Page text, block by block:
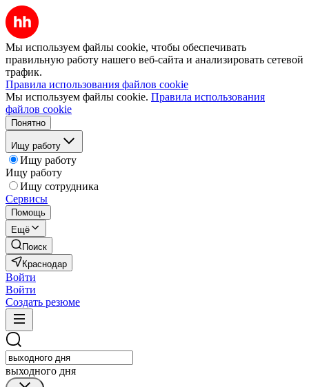
Мы используем файлы cookie, чтобы обеспечивать
правильную работу нашего веб-сайта и анализировать сетевой
трафик.
Правила использования файлов cookie
Мы используем файлы cookie. Правила использования
файлов cookie
Понятно
Ищу работу
Ищу работу
Ищу работу
Ищу сотрудника
Сервисы
Помощь
Ещё
Поиск
Краснодар
Войти
Войти
Создать резюме
выходного дня